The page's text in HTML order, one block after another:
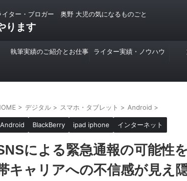
イター・ブロガー 奥野 大児の気になるものごと
ります
執筆実績のご紹介とお仕事 ライター実績・ノウハウ
> デジタル > スマホ・タブレット > Android >
Android BlackBerry ipad iphone インターネット
による緊急通報の可能性
キャリアへの不信感が見え